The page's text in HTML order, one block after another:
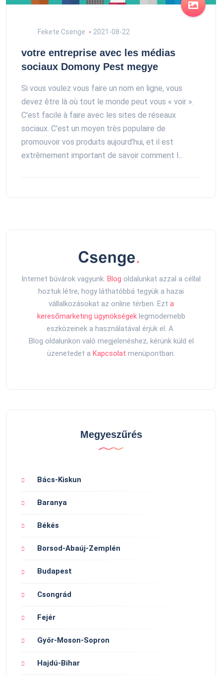
Fekete Csenge 2021-08-22
votre entreprise avec les médias
sociaux Domony Pest megye
Si vous voulez vous faire un nom en ligne, vous
devez être là où tout le monde peut vous « voir ».
C'est facile à faire avec les sites de réseaux
sociaux. C'est un moyen très populaire de
promouvoir vos produits aujourd'hui, et il est
extrêmement important de savoir comment l...
Internet búvárok vagyunk. Blog oldalunkat azzal a céllal
hoztuk létre, hogy láthatóbbá tegyük a hazai
vállalkozásokat az online térben. Ezt a
keresőmarketing ügynökségeklegmodernebb
eszközeinek a használatával érjük el. A
Blog oldalunkon való megjelenéshez, kérünk küld el
üzenetedet a Kapcsolat menüpontban.
Megyeszűrés
Bács-Kiskun
Baranya
Békés
Borsod-Abaúj-Zemplén
Budapest
Csongrád
Fejér
Győr-Moson-Sopron
Hajdú-Bihar